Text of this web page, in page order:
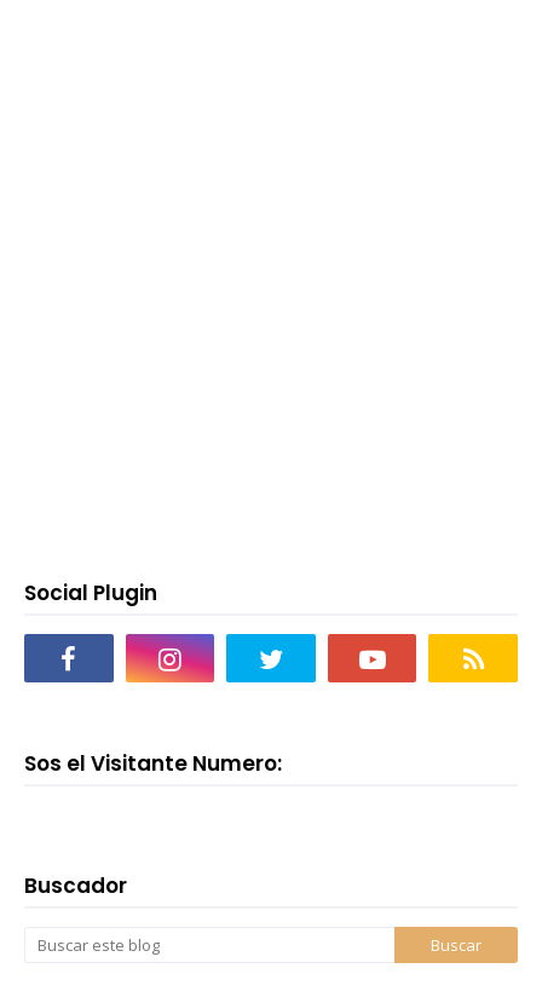
Social Plugin
Sos el Visitante Numero:
Buscador